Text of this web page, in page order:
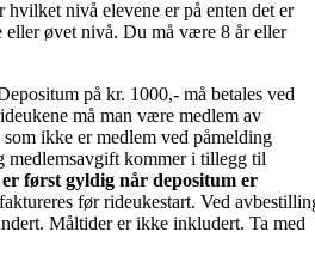
hvilket nivå elevene er på enten det er
eller øvet nivå. Du må være 8 år eller
på kr. 1000,- må betales ved
må man være medlem av
ikke er medlem ved påmelding
medlemsavgift kommer i tillegg til
først gyldig når depositum er
før rideukestart. Ved
Måltider er ikke inkludert. Ta med